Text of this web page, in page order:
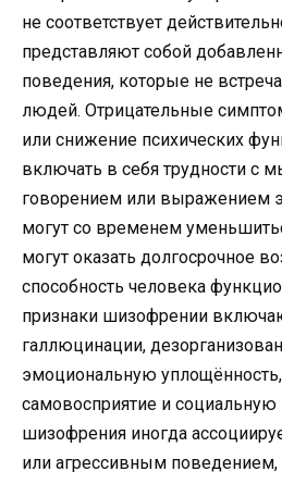
не соответствует
представляют собой
поведения, которые не
людей. Отрицательные
или снижение психических
включать в себя трудности с
говорением или выражением
могут со временем
могут оказать долгосрочное
способность человека
признаки шизофрении
галлюцинации,
эмоциональную
самовосприятие и
шизофрения иногда
или агрессивным поведением,